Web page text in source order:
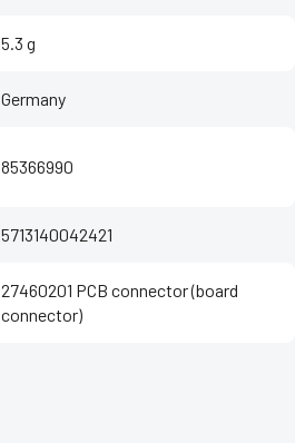
5.3 g
Germany
85366990
5713140042421
27460201 PCB connector (board
connector)